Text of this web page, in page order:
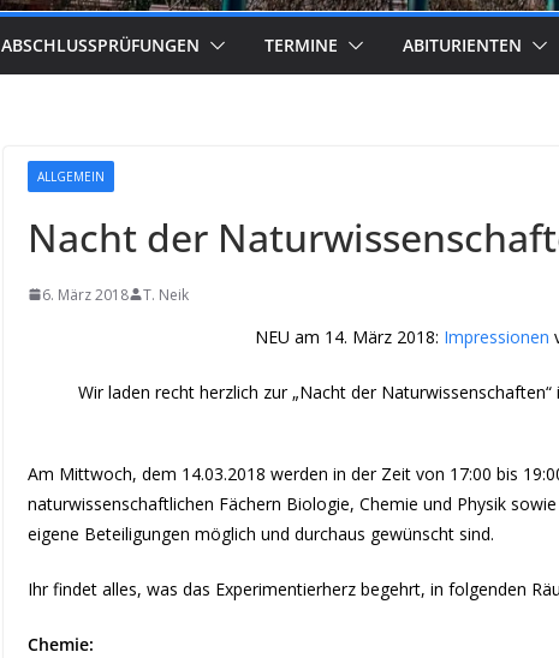
ABSCHLUSSPRÜFUNGEN TERMINE ABITURIENTEN
ALLGEMEIN
Nacht der
6. März 2018 T. Neik
NEU am 14. März 2018: Impressionen
Wir laden recht herzlich zur „Nacht der
Am Mittwoch, dem 14.03.2018 werden in der Zeit von 17:00 bis
naturwissenschaftlichen Fächern Biologie, Chemie und Physik
eigene Beteiligungen möglich und durchaus gewünscht sind.
Ihr findet alles, was das Experimentierherz begehrt, in folgenden
Chemie: